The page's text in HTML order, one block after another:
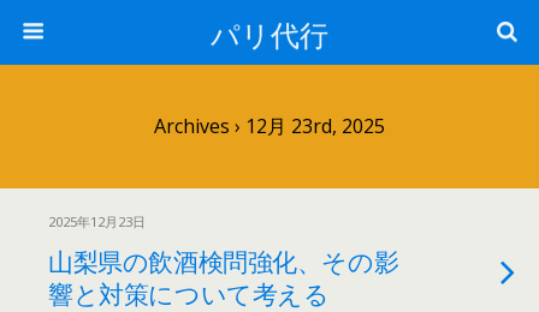
パリ代行
Archives › 12月 23rd, 2025
2025年12月23日
山梨県の飲酒検問強化、その影
響と対策について考える